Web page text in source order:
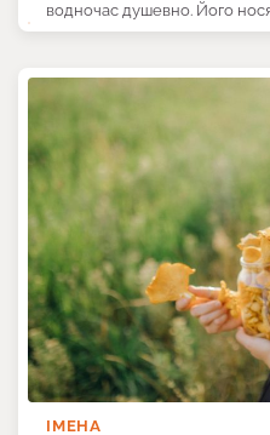
водночас душевно. Його
ІМЕНА